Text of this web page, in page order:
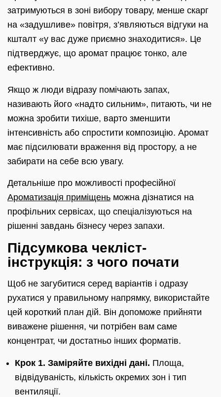
затримуються в зоні вибору товару, менше скарг
на «задушливе» повітря, з’являються відгуки на
кшталт «у вас дуже приємно знаходитися». Це
підтверджує, що аромат працює тонко, але
ефективно.
Якщо ж люди відразу помічають запах,
називають його «надто сильним», питають, чи не
можна зробити тихіше, варто зменшити
інтенсивність або спростити композицію. Аромат
має підсилювати враження від простору, а не
забирати на себе всю увагу.
Детальніше про можливості професійної
Ароматизація приміщень можна дізнатися на
профільних сервісах, що спеціалізуються на
рішенні завдань бізнесу через запахи.
Підсумкова чекліст-
інструкція: з чого почати
Щоб не загубитися серед варіантів і одразу
рухатися у правильному напрямку, використайте
цей короткий план дій. Він допоможе прийняти
виважене рішення, чи потрібен вам саме
концентрат, чи достатньо інших форматів.
Крок 1. Заміряйте вихідні дані. Площа,
відвідуваність, кількість окремих зон і тип
вентиляції.